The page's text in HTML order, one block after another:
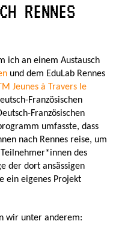
RENNES
ich an einem Austausch
und dem EduLab Rennes
Jeunes à Travers le
Französischen
Französischen
umfasste, dass
nach Rennes reise, um
des
der dort ansässigen
ein eigenes Projekt
wir unter anderem: